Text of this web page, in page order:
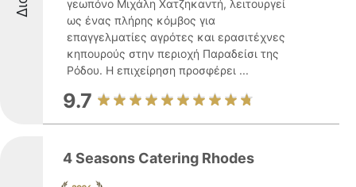
γεωπόνο Μιχάλη Χατζηκαντή, λειτουργεί
ως ένας πλήρης κόμβος για
επαγγελματίες αγρότες και ερασιτέχνες
κηπουρούς στην περιοχή Παραδείσι της
Ρόδου. Η επιχείρηση προσφέρει ...
9.7
4 Seasons Catering Rhodes